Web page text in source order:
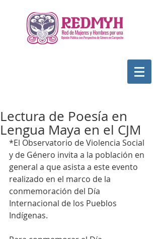
Lectura de Poesía en
Lengua Maya en el CJM
*El Observatorio de Violencia Social
y de Género invita a la población en
general a que asista a este evento
realizado en el marco de la
conmemoración del Día
Internacional de los Pueblos
Indígenas.